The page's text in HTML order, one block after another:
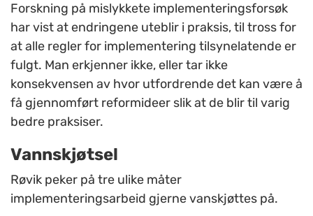
Forskning på mislykkete implementeringsforsøk
har vist at endringene uteblir i praksis, til tross for
at alle regler for implementering tilsynelatende er
fulgt. Man erkjenner ikke, eller tar ikke
konsekvensen av hvor utfordrende det kan være å
få gjennomført reformideer slik at de blir til varig
bedre praksiser.
Vannskjøtsel
Røvik peker på tre ulike måter
implementeringsarbeid gjerne vanskjøttes på.